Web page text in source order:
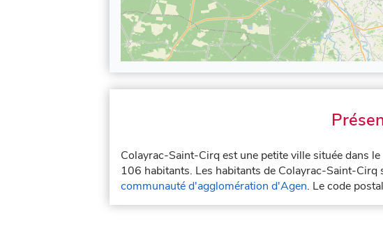
Colayrac-Saint-Cirq est une petite ville située dans
106 habitants. Les habitants de Colayrac-Saint-
communauté d'agglomération d'Agen. Le code